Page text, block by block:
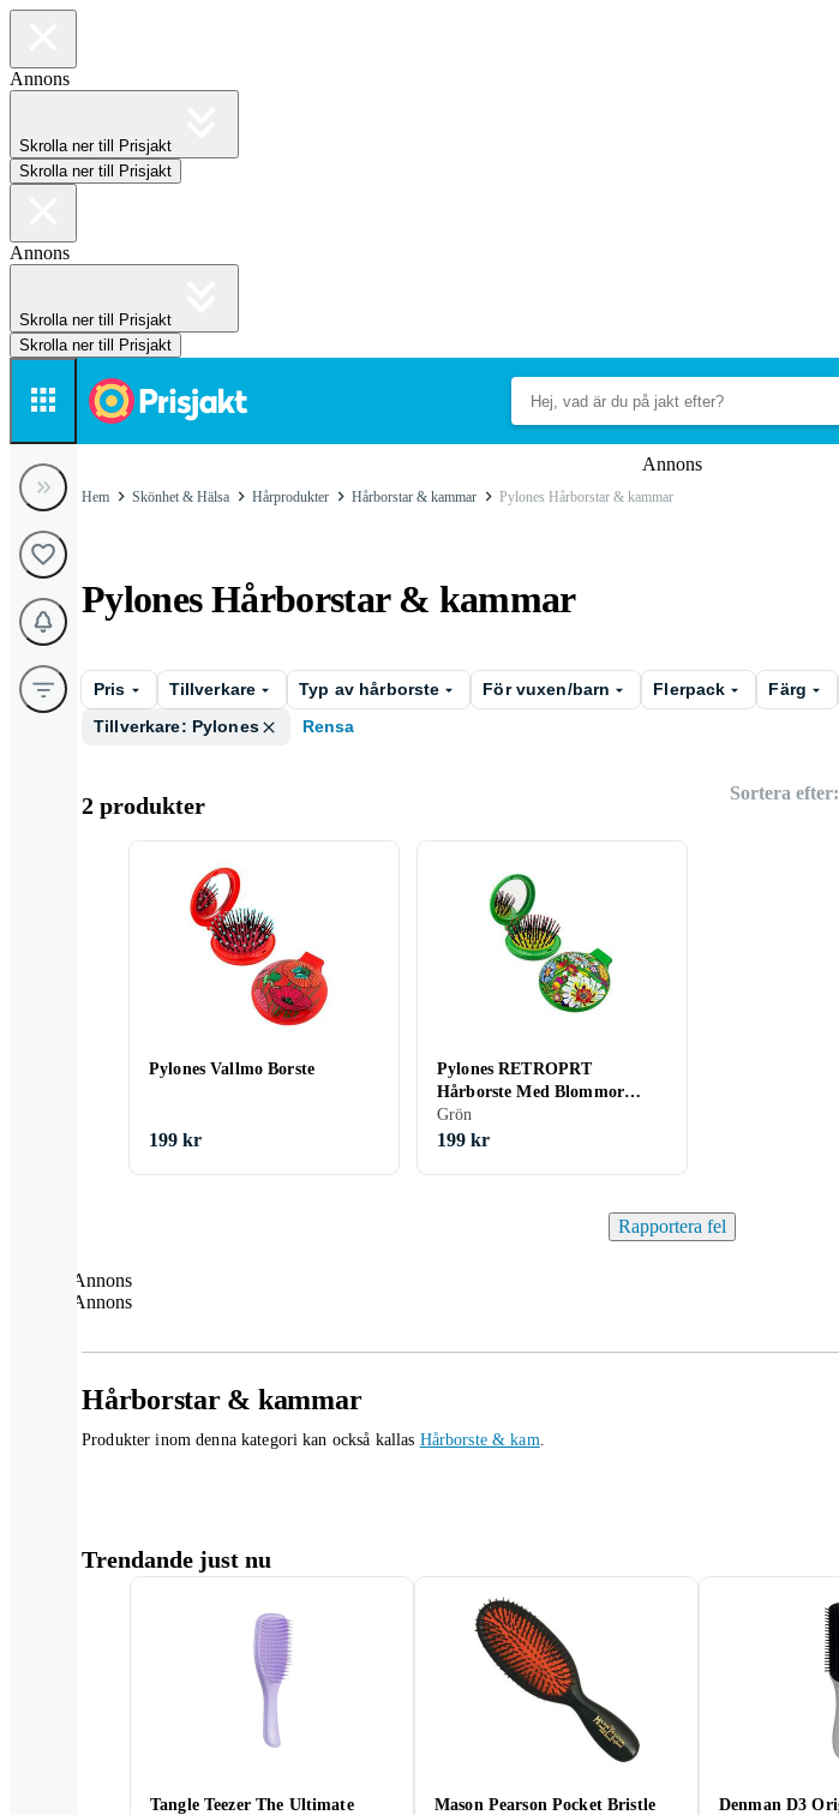
Annons
Skrolla ner till Prisjakt
Skrolla ner till Prisjakt
Annons
Skrolla ner till Prisjakt
Skrolla ner till Prisjakt
Annons
Hem Skönhet & Hälsa Hårprodukter Hårborstar & kammar Pylones Hårborstar & kammar
Pylones Hårborstar & kammar
Pris Tillverkare Typ av hårborste För vuxen/barn Flerpack Färg
Tillverkare: Pylones
Rensa
2 produkter Sortera efter:
Pylones Vallmo Borste
199 kr
Pylones RETROPRT
Hårborste Med Blommor
Grön
Grön
199 kr
Rapportera fel
Annons
Annons
Hårborstar & kammar
Produkter inom denna kategori kan också kallas Hårborste & kam.
Trendande just nu
Tangle Teezer The Ultimate
Mason Pearson Pocket Bristle
Denman D3